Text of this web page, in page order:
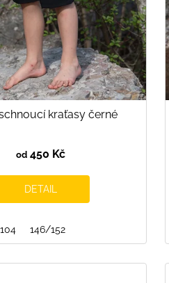
kraťasy černé
od 450 Kč
DETAIL
146/152